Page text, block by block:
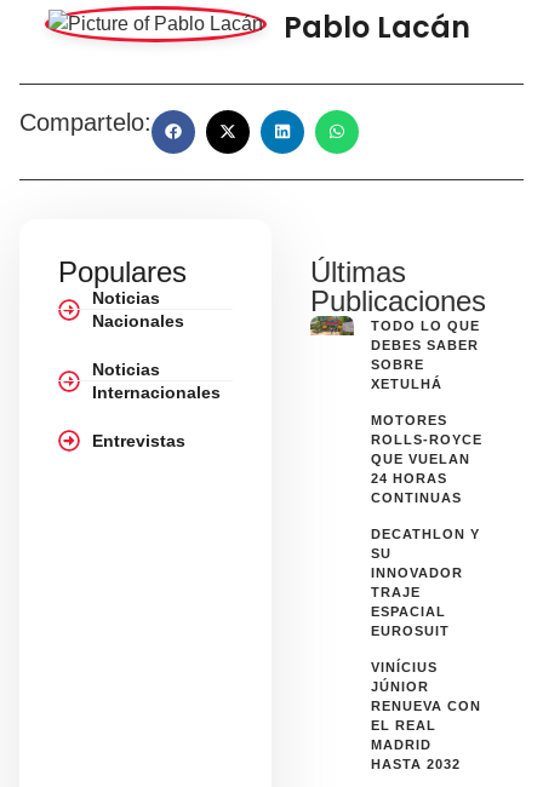
Pablo Lacán
Compartelo:
Populares
Noticias
Nacionales
Noticias
Internacionales
Entrevistas
Últimas
Publicaciones
TODO LO QUE
DEBES SABER
SOBRE
XETULHÁ
MOTORES
ROLLS-ROYCE
QUE VUELAN
24 HORAS
CONTINUAS
DECATHLON Y
SU
INNOVADOR
TRAJE
ESPACIAL
EUROSUIT
VINÍCIUS
JÚNIOR
RENUEVA CON
EL REAL
MADRID
HASTA 2032